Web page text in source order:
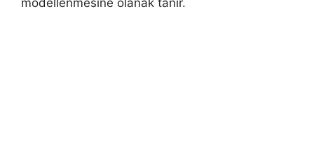
modellenmesine olanak tanır.